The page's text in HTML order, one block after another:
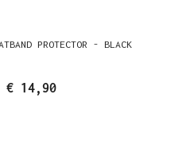
PROTECTOR - BLACK
€ 14,90